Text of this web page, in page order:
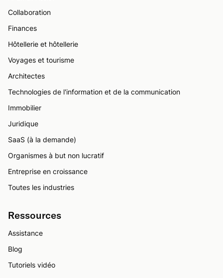
Collaboration
Finances
Hôtellerie et hôtellerie
Voyages et tourisme
Architectes
Technologies de l'information et de la communication
Immobilier
Juridique
SaaS (à la demande)
Organismes à but non lucratif
Entreprise en croissance
Toutes les industries
Ressources
Assistance
Blog
Tutoriels vidéo